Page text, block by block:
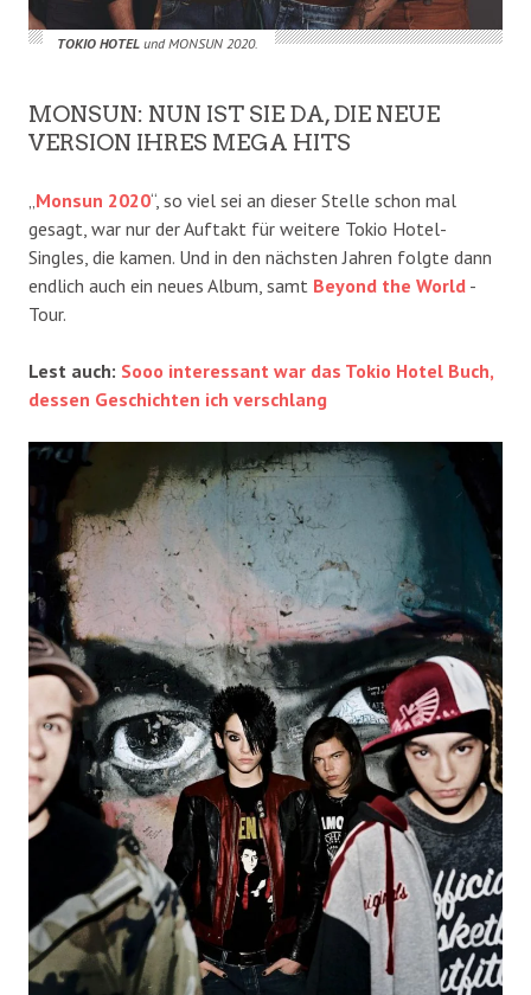
TOKIO HOTELund MONSUN 2020.
MONSUN: NUN IST SIE DA, DIE NEUE
VERSION IHRES MEGA HITS
Monsun 2020“, so viel sei an dieser Stelle schon mal
gesagt, war nur der Auftakt für weitere Tokio Hotel-
Singles, die kamen. Und in den nächsten Jahren folgte dann
endlich auch ein neues Album, samt Beyond the World -
Tour.
Lest auch: Sooo interessant war das Tokio Hotel Buch,
dessen Geschichten ich verschlang